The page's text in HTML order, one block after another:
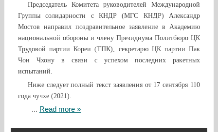
Председатель Комитета руководителей Международной
Группы солидарности с КНДР (МГС КНДР) Александр
Мостов направил поздравительное заявление в Академию
национальной обороны и члену Президиума Политбюро ЦК
Трудовой партии Кореи (ТПК), секретарю ЦК партии Пак
Чон Чхону в связи с успехом последних ракетных
испытаний.
Ниже следует полный текст заявления от 17 сентября 110
года чучхе (2021).
... Read more »